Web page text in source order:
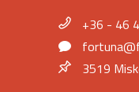
+36 - 46
3519